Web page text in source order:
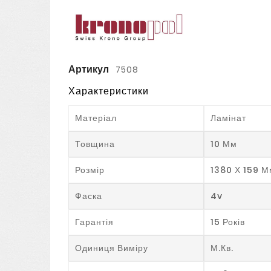
Артикул 7508
Характеристики
Матеріал Ламінат
Товщина 10 Мм
Розмір 1380 Х 159
Фаска 4v
Гарантія 15 Років
Одиниця Виміру М.кв.